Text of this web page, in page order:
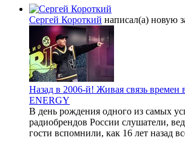
Сергей Короткий написал(а) новую
Назад в 2006-й! Живая связь времен
ENERGY
В день рождения одного из самых
радиобрендов России слушатели,
гости вспомнили, как 16 лет назад